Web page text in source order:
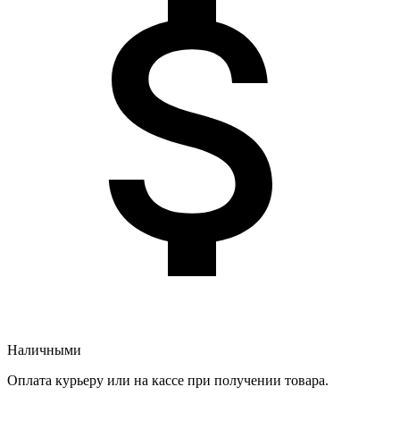
Наличными
Оплата курьеру или на кассе при получении товара.